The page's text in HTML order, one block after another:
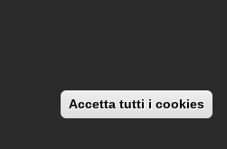
Accetta tutti i cookies